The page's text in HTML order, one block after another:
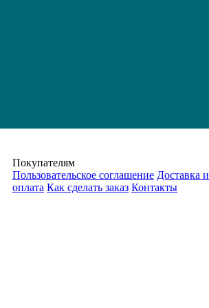
Покупателям
Пользовательское соглашение Доставка и
оплата Как сделать заказ Контакты